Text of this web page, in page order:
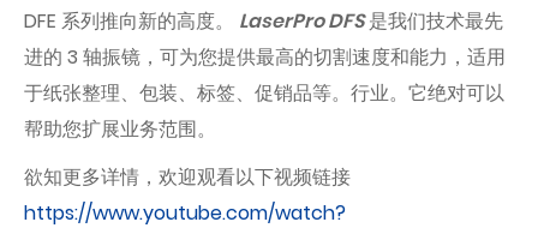
DFE 系列推向新的高度。 LaserPro DFS是我们技术最先
进的 3 轴振镜，可为您提供最高的切割速度和能力，适用
于纸张整理、包装、标签、促销品等。行业。它绝对可以
帮助您扩展业务范围。
欲知更多详情，欢迎观看以下视频链接
https://www.youtube.com/watch?